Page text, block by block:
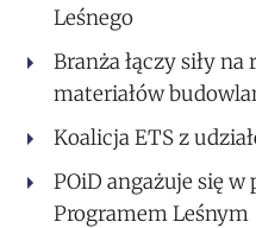
Leśnego
Branża łączy siły
materiałów
Koalicja ETS z
POiD angażuje się
Programem Leśnym